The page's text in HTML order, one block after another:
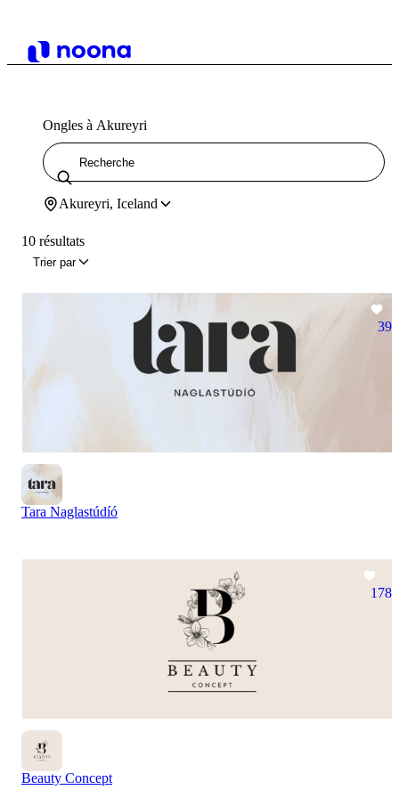
Ongles à Akureyri
Akureyri, Iceland
10 résultats
Trier par
39
Tara Naglastúdíó
178
Beauty Concept